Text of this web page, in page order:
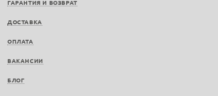
ГАРАНТИЯ И ВОЗВРАТ
ДОСТАВКА
ОПЛАТА
ВАКАНСИИ
БЛОГ